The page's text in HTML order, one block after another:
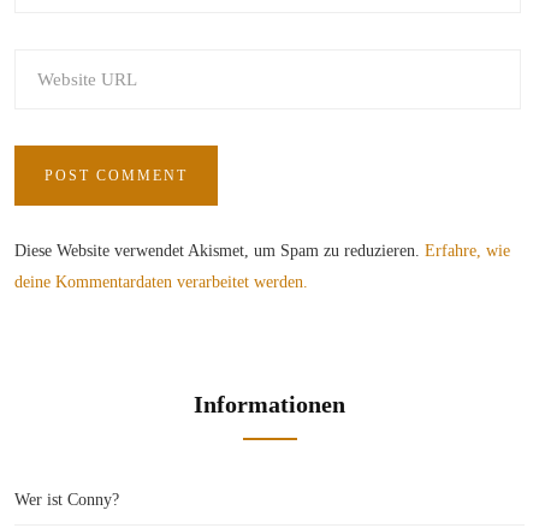
Diese Website verwendet Akismet, um Spam zu reduzieren. Erfahre, wie
deine Kommentardaten verarbeitet werden.
Informationen
Wer ist Conny?